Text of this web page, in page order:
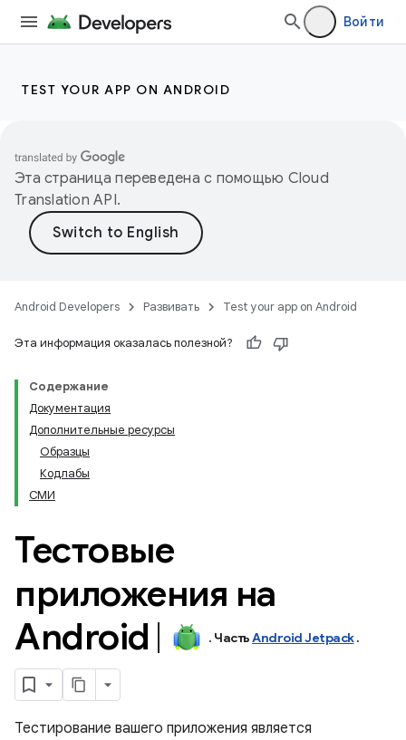
Войти
TEST YOUR APP ON ANDROID
Эта страница переведена с помощью Cloud
Translation API.
Android Developers Развивать Test your app on Android
Эта информация оказалась полезной?
Содержание
Документация
Дополнительные ресурсы
Образцы
Кодлабы
СМИ
Тестовые
приложения на
Android
. ЧастьAndroid Jetpack.
Тестирование вашего приложения является